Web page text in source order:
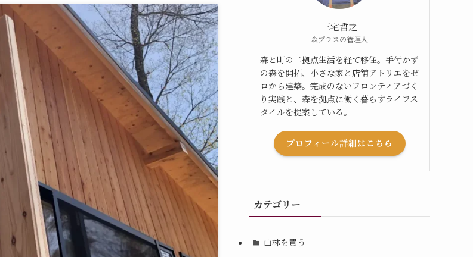
三宅哲之
森プラスの管理人
森と町の二拠点生活を経て移住。手付かず
の森を開拓、小さな家と店舗アトリエをゼ
ロから建築。完成のないフロンティアづく
り実践と、森を拠点に働く暮らすライフス
タイルを提案している。
プロフィール詳細はこちら
カテゴリー
山林を買う